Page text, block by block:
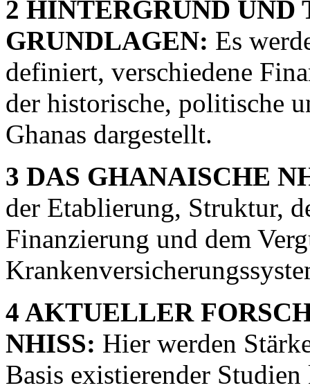
2 HINTERGRUND UND
GRUNDLAGEN: Es
definiert, verschiedene
der historische, politische
Ghanas dargestellt.
3 DAS GHANAISCHE
der Etablierung, Struktur,
Finanzierung und dem
4 AKTUELLER
NHISS: Hier werden
Basis existierender